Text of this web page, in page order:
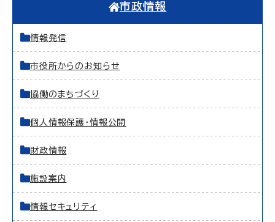
市政情報
情報発信
市役所からのお知らせ
協働のまちづくり
個人情報保護・情報公開
財政情報
施設案内
情報セキュリティ